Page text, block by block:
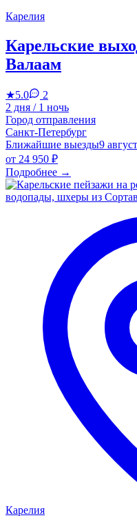
Карелия
Карельские
Валаам
★5.0
2
2 дня / 1 ночь
Город отправления
Санкт-Петербург
Ближайшие выезды9
от 24 950 ₽
Подробнее →
Карелия